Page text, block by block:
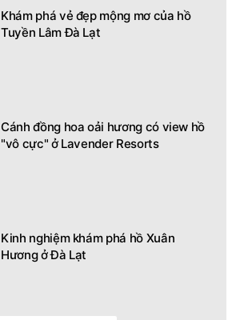
Khám phá vẻ đẹp mộng mơ của hồ
Tuyền Lâm Đà Lạt
Cánh đồng hoa oải hương có view hồ
"vô cực" ở Lavender Resorts
Kinh nghiệm khám phá hồ Xuân
Hương ở Đà Lạt